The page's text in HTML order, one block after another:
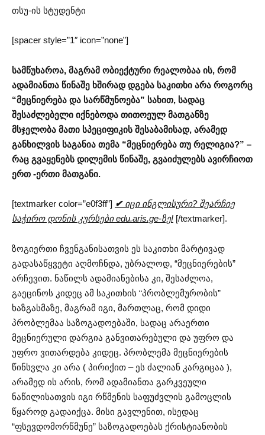
თსუ-ის სტუდენტი
[spacer style=”1″ icon=”none”]
სამწუხაროა, მაგრამ ობიექტური რეალობაა ის, რომ
ადამიანთა წინაშე ხშირად დგება საკითხი არა როგორც
“მეცნიერება და სარწმუნოება” სახით, სადაც
შესაძლებელი იქნებოდა თითოეულ მათგანზე
მსჯელობა მათი სპეციფიკის შესაბამისად, არამედ
განხილვის საგანია თემა “მეცნიერება თუ რელიგია?” –
რაც გვაყენებს დილემის წინაშე, გვაიძულებს ავირჩიოთ
ერთ -ერთი მათგანი.
[textmarker color=”e0f3ff”] ✔იცი ინგლისური? შეარჩიე
საჭირო დონის კურსები edu.aris.ge-ზე! [/textmarker].
ზოგიერთი ჩვენგანისათვის ეს საკითხი მარტივად
გადასაწყვეტი აღმოჩნდა, უბრალოდ, “მეცნიერების”
არჩევით. ნაწილს ადამიანებისა კი, შესაძლოა,
გაეცინოს კიდეც ამ საკითხის “პრობლემურობის”
ხაზგასმაზე, მაგრამ იგი, მართლაც, რომ დიდი
პრობლემაა საზოგადოებაში, სადაც არაერთი
მეცნიერული დარგია განვითარებული და უფრო და
უფრო ვითარდება კიდეც. პრობლემა მეცნიერების
წინსვლა კი არა ( პირიქით – ეს ძალიან კარგიცაა ),
არამედ ის არის, რომ ადამიანთა გარკვეული
ნაწილისათვის იგი რწმენის საფუძვლის გამოცლის
წყაროდ გადაიქცა. მისი გავლენით, ისედაც
“ფსევდომორწმუნე” საზოგადოებას ქრისტიანობის